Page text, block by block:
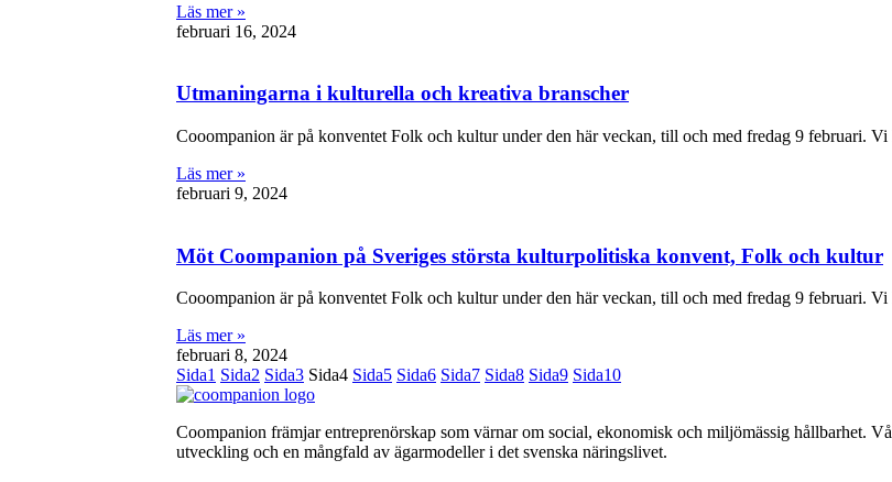
Läs mer »
februari 16, 2024
Utmaningarna i kulturella och kreativa branscher
Cooompanion är på konventet Folk och kultur under den här veckan, till och med fredag 9 februari. Vi
Läs mer »
februari 9, 2024
Möt Coompanion på Sveriges största kulturpolitiska konvent, Folk och kultur
Cooompanion är på konventet Folk och kultur under den här veckan, till och med fredag 9 februari. Vi
Läs mer »
februari 8, 2024
Sida1 Sida2 Sida3 Sida4 Sida5 Sida6 Sida7 Sida8 Sida9 Sida10
Coompanion främjar entreprenörskap som värnar om social, ekonomisk och miljömässig hållbarhet.
utveckling och en mångfald av ägarmodeller i det svenska näringslivet.